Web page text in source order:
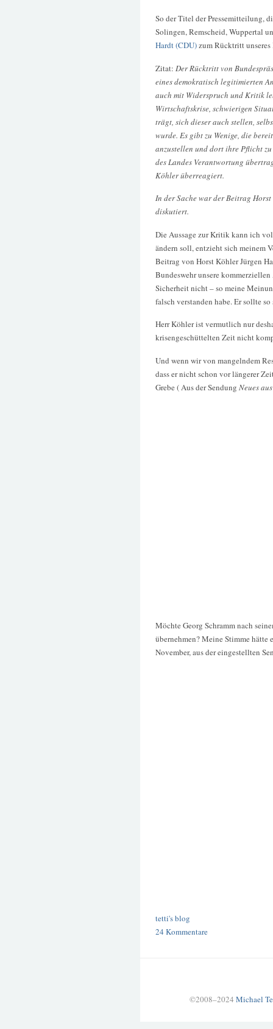
So der Titel der Pressemitteilung,
Solingen, Remscheid, Wuppertal
Hardt (CDU)zum Rücktritt
Zitat: Der Rücktritt von
eines demokratisch legitimierten
auch mit Widerspruch und Kritik
Wirtschaftskrise, schwierigen
trägt, sich dieser auch stellen,
wurde. Es gibt zu Wenige, die
anzustellen und dort ihre Pflicht
des Landes Verantwortung
Köhler überreagiert.
In der Sache war der Beitrag
diskutiert.
Die Aussage zur Kritik kann ich
ändern soll, entzieht sich meinem
Beitrag von Horst Köhler Jürgen
Bundeswehr unsere
Sicherheit nicht – so meine
falsch verstanden habe. Er sollte
Herr Köhler ist vermutlich nur
krisengeschüttelten Zeit nicht
Und wenn wir von mangelndem
dass er nicht schon vor längerer
Grebe ( Aus der Sendung Neues
Möchte Georg Schramm nach
übernehmen? Meine Stimme hätte
November, aus der eingestellten
tetti's blog
24 Kommentare
©2008–2024 Michael